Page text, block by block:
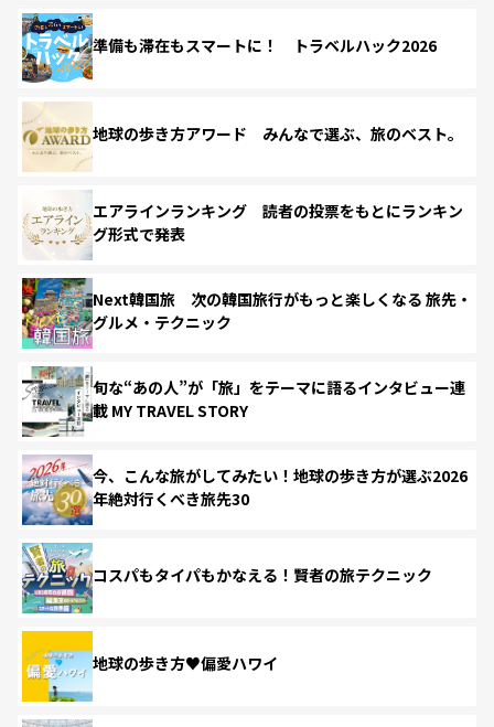
準備も滞在もスマートに！ トラベルハック2026
地球の歩き方アワード みんなで選ぶ、旅のベスト。
エアラインランキング 読者の投票をもとにランキン
グ形式で発表
Next韓国旅 次の韓国旅行がもっと楽しくなる 旅先・
グルメ・テクニック
旬な“あの人”が「旅」をテーマに語るインタビュー連
載 MY TRAVEL STORY
今、こんな旅がしてみたい！地球の歩き方が選ぶ2026
年絶対行くべき旅先30
コスパもタイパもかなえる！賢者の旅テクニック
地球の歩き方♥偏愛ハワイ